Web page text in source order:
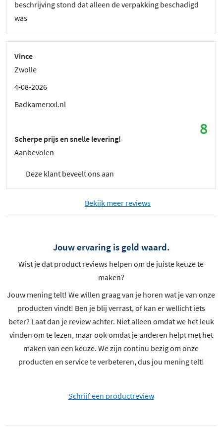
beschrijving stond dat alleen de verpakking beschadigd
was
Vince
Zwolle
4-08-2026
Badkamerxxl.nl
8
Scherpe prijs en snelle levering!
Aanbevolen
Deze klant beveelt ons aan
Bekijk meer reviews
Jouw ervaring is geld waard.
Wist je dat product reviews helpen om de juiste keuze te
maken?
Jouw mening telt! We willen graag van je horen wat je van onze
producten vindt! Ben je blij verrast, of kan er wellicht iets
beter? Laat dan je review achter. Niet alleen omdat we het leuk
vinden om te lezen, maar ook omdat je anderen helpt met het
maken van een keuze. We zijn continu bezig om onze
producten en service te verbeteren, dus jou mening telt!
Schrijf een productreview